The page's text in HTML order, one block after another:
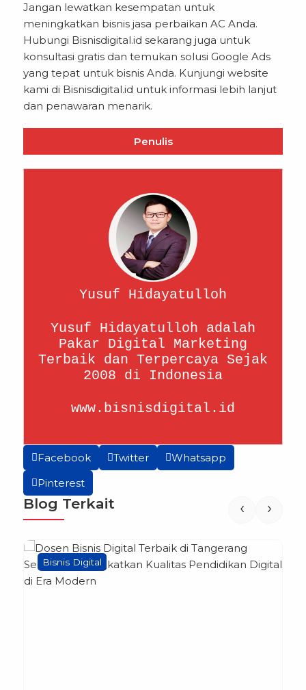
Jangan lewatkan kesempatan untuk
meningkatkan bisnis jasa perbaikan AC Anda.
Hubungi Bisnisdigital.id sekarang juga untuk
konsultasi gratis dan temukan solusi Google Ads
yang tepat untuk bisnis Anda. Kunjungi website
kami di Bisnisdigital.id untuk informasi lebih lanjut
dan penawaran menarik.
Penulis
Yusuf Hidayatulloh
Yusuf Hidayatulloh adalah
Pakar Digital Marketing
Terbaik dan Terpercaya Sejak
2008 di Indonesia
www.bisnisdigital.id
Facebook Twitter
Whatsapp
Pinterest
Blog Terkait
Bisnis Digital
‹ ›